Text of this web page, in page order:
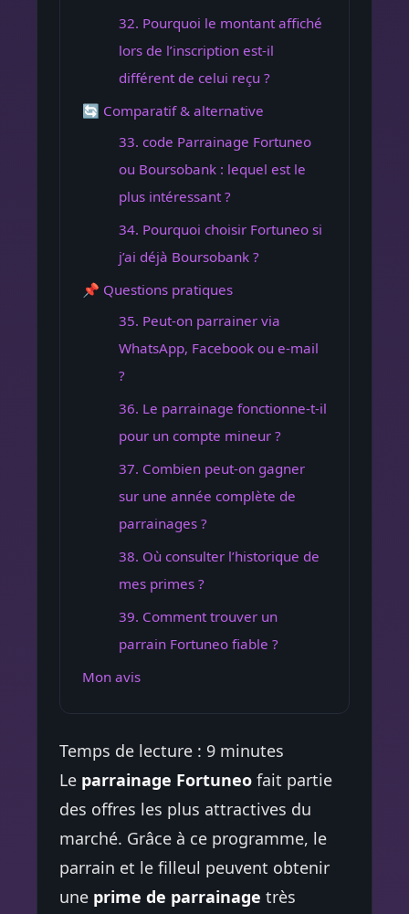
32. Pourquoi le montant affiché
lors de l’inscription est-il
différent de celui reçu ?
🔄 Comparatif & alternative
33. code Parrainage Fortuneo
ou Boursobank : lequel est le
plus intéressant ?
34. Pourquoi choisir Fortuneo si
j’ai déjà Boursobank ?
📌 Questions pratiques
35. Peut-on parrainer via
WhatsApp, Facebook ou e-mail
?
36. Le parrainage fonctionne-t-il
pour un compte mineur ?
37. Combien peut-on gagner
sur une année complète de
parrainages ?
38. Où consulter l’historique de
mes primes ?
39. Comment trouver un
parrain Fortuneo fiable ?
Mon avis
Temps de lecture : 9 minutes
Le parrainage Fortuneo fait partie
des offres les plus attractives du
marché. Grâce à ce programme, le
parrain et le filleul peuvent obtenir
une prime de parrainage très